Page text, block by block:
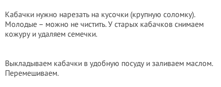
Кабачки нужно нарезать на кусочки (крупную соломку).
Молодые – можно не чистить. У старых кабачков снимаем
кожуру и удаляем семечки.
Выкладываем кабачки в удобную посуду и заливаем маслом.
Перемешиваем.